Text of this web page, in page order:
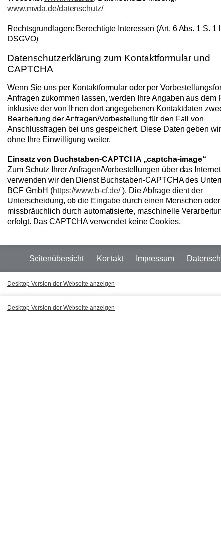
www.mvda.de/datenschutz/
Rechtsgrundlagen: Berechtigte Interessen (Art. 6 Abs. 1 S. 1
DSGVO)
Datenschutzerklärung zum Kontaktformular und
CAPTCHA
Wenn Sie uns per Kontaktformular oder per
Anfragen zukommen lassen, werden Ihre Angaben aus dem
inklusive der von Ihnen dort angegebenen Kontaktdaten
Bearbeitung der Anfragen/Vorbestellung für den Fall von
Anschlussfragen bei uns gespeichert. Diese Daten geben
ohne Ihre Einwilligung weiter.
Einsatz von Buchstaben-CAPTCHA „captcha-image“
Zum Schutz Ihrer Anfragen/Vorbestellungen über das
verwenden wir den Dienst Buchstaben-CAPTCHA des
BCF GmbH (https://www.b-cf.de/). Die Abfrage dient der
Unterscheidung, ob die Eingabe durch einen Menschen oder
missbräuchlich durch automatisierte, maschinelle
erfolgt. Das CAPTCHA verwendet keine Cookies.
Seitenübersicht Kontakt Impressum
Desktop Version der Webseite anzeigen
Desktop Version der Webseite anzeigen